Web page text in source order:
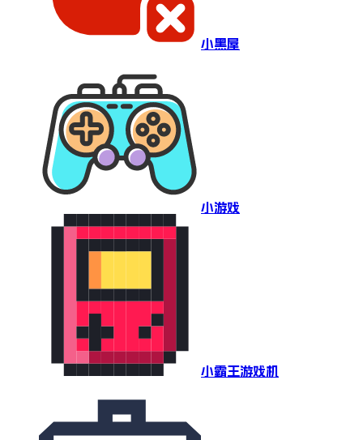
小黑屋
小游戏
小霸王游戏机